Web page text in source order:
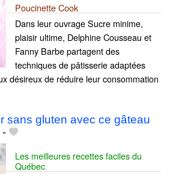
Poucinette Cook
Dans leur ouvrage Sucre minime,
plaisir ultime, Delphine Cousseau et
Fanny Barbe partagent des
techniques de pâtisserie adaptées
désireux de réduire leur consommation
sans gluten avec ce gâteau
-
Les meilleures recettes faciles du
Québec